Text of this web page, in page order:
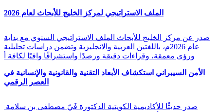
الملف الاستراتيجي لمركز الخليج للأبحاث لعام 2026
صدر عن مركز الخليج للأبحاث الملف الاستراتيجي السنوي مع بداية
عام 2026م، باللغتين العربية والانجليزية وتضمن دراسات تحليلية
ورؤى معمقة، وقراءات دقيقة ورصدًا واستشرافًا وافيًا لكافة أ
الأمن السيبراني استكشاف الأبعاد التقنية والقانونية والإنسانية في
العصر الرقمي